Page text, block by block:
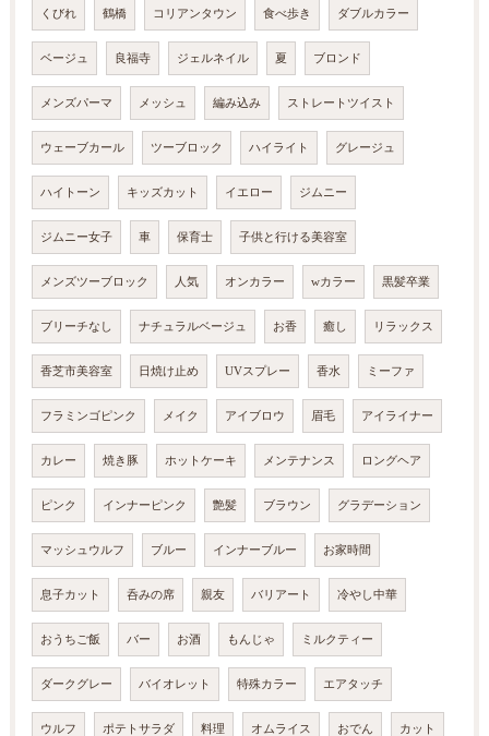
くびれ 鶴橋 コリアンタウン 食べ歩き ダブルカラー
ベージュ 良福寺 ジェルネイル 夏 ブロンド
メンズパーマ メッシュ 編み込み ストレートツイスト
ウェーブカール ツーブロック ハイライト グレージュ
ハイトーン キッズカット イエロー ジムニー
ジムニー女子 車 保育士 子供と行ける美容室
メンズツーブロック 人気 オンカラー wカラー 黒髪卒業
ブリーチなし ナチュラルベージュ お香 癒し リラックス
香芝市美容室 日焼け止め UVスプレー 香水 ミーファ
フラミンゴピンク メイク アイブロウ 眉毛 アイライナー
カレー 焼き豚 ホットケーキ メンテナンス ロングヘア
ピンク インナーピンク 艶髪 ブラウン グラデーション
マッシュウルフ ブルー インナーブルー お家時間
息子カット 呑みの席 親友 バリアート 冷やし中華
おうちご飯 バー お酒 もんじゃ ミルクティー
ダークグレー バイオレット 特殊カラー エアタッチ
ウルフ ポテトサラダ 料理 オムライス おでん カット